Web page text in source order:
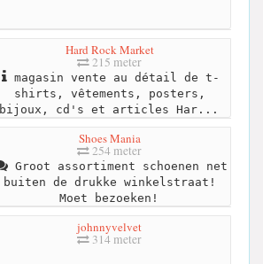
Hard Rock Market
215 meter
magasin vente au détail de t-
shirts, vêtements, posters,
bijoux, cd's et articles Har...
Shoes Mania
254 meter
Groot assortiment schoenen net
buiten de drukke winkelstraat!
Moet bezoeken!
johnnyvelvet
314 meter